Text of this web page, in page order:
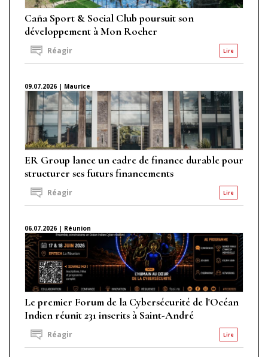
Caña Sport & Social Club poursuit son
développement à Mon Rocher
Lire
Réagir
09.07.2026 | Maurice
ER Group lance un cadre de finance durable pour
structurer ses futurs financements
Lire
Réagir
06.07.2026 | Réunion
Le premier Forum de la Cybersécurité de l'Océan
Indien réunit 231 inscrits à Saint-André
Lire
Réagir